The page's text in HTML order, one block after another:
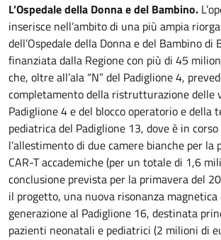
L’Ospedale della Donna e del Bambino.
inserisce nell’ambito di una più ampia
dell’Ospedale della Donna e del Bambino di
finanziata dalla Regione con più di 45
che, oltre all’ala “N” del Padiglione 4,
completamento della ristrutturazione delle
Padiglione 4 e del blocco operatorio e della
pediatrica del Padiglione 13, dove è in
l’allestimento di due camere bianche per la
CAR-T accademiche (per un totale di 1,6
conclusione prevista per la primavera del
il progetto, una nuova risonanza
generazione al Padiglione 16, destinata
pazienti neonatali e pediatrici (2 milioni di